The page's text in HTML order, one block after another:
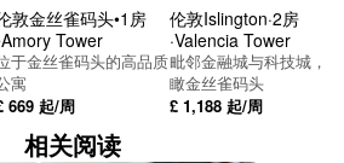
敦金丝雀码头•1房
Tower
于金丝雀码头的高品质
寓
669 起/周
伦敦Islington·2房
·Valencia Tower
毗邻金融城与科技城，俯
瞰金丝雀码头
£ 1,188 起/周
相关阅读